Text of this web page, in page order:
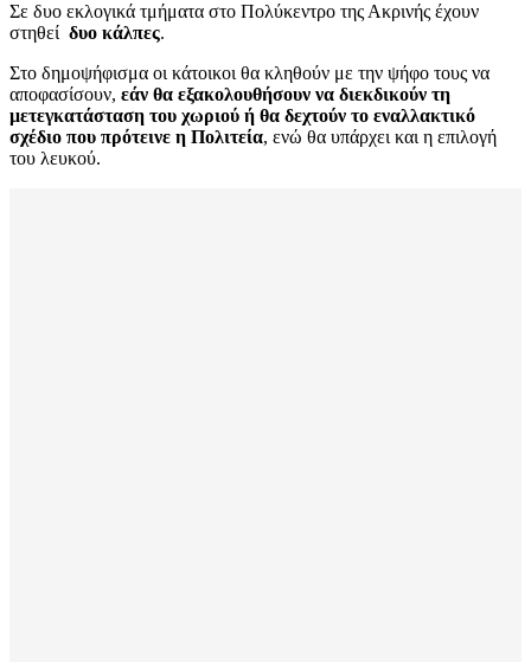
Σε δυο εκλογικά τμήματα στο Πολύκεντρο της Ακρινής έχουν
στηθεί δυο κάλπες.
Στο δημοψήφισμα οι κάτοικοι θα κληθούν με την ψήφο τους να
αποφασίσουν, εάν θα εξακολουθήσουν να διεκδικούν τη
μετεγκατάσταση του χωριού ή θα δεχτούν το εναλλακτικό
σχέδιο που πρότεινε η Πολιτεία, ενώ θα υπάρχει και η επιλογή
του λευκού.